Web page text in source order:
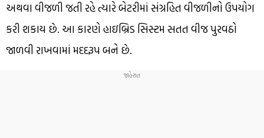
અથવા વીજળી જતી રહે ત્યારે બેટરીમાં સંગ્રહિત વીજળીનો ઉપયોગ
કરી શકાય છે. આ કારણે હાઇબ્રિડ સિસ્ટમ સતત વીજ પુરવઠો
જાળવી રાખવામાં મદદરૂપ બને છે.